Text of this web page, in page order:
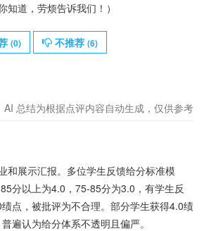
知道，劳烦告诉我们！）
(0) 不推荐 (6)
AI 总结为根据点评内容自动生成，仅供参考
和展示汇报。多位学生反馈给分标准模
分以上为4.0，75-85分为3.0，有学生反
点，被批评为不合理。部分学生获得4.0绩
遍认为给分体系不透明且偏严。